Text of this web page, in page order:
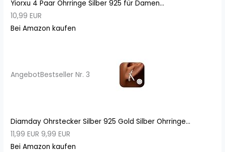
Yiorxu 4 Paar Ohrringe Silber 925 für Damen...
10,99 EUR
Bei Amazon kaufen
AngebotBestseller Nr. 3
Diamday Ohrstecker Silber 925 Gold Silber Ohrringe...
11,99 EUR 9,99 EUR
Bei Amazon kaufen